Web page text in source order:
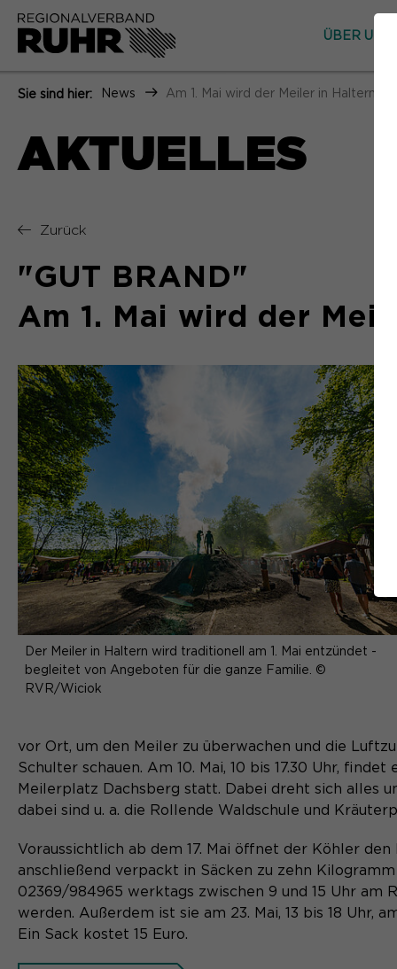
ÜBER UNS
Sie sind hier: News Am 1. Mai wird der Meiler in Haltern
AKTUELLES
Zurück
"GUT BRAND"
Am 1. Mai wird der
Der Meiler in Haltern wird traditionell am 1. Mai entzündet -
begleitet von Angeboten für die ganze Familie. ©
RVR/Wiciok
vor Ort, um den Meiler zu überwachen und die
Schulter schauen. Am 10. Mai, 10 bis 17.30 Uhr,
Meilerplatz Dachsberg statt. Dabei dreht sich alles
dabei sind u. a. die Rollende Waldschule und
Voraussichtlich ab dem 17. Mai öffnet der Köhler
anschließend verpackt in Säcken zu zehn
02369/984965 werktags zwischen 9 und 15 Uhr am
werden. Außerdem ist sie am 23. Mai, 13 bis 18 Uhr,
Ein Sack kostet 15 Euro.